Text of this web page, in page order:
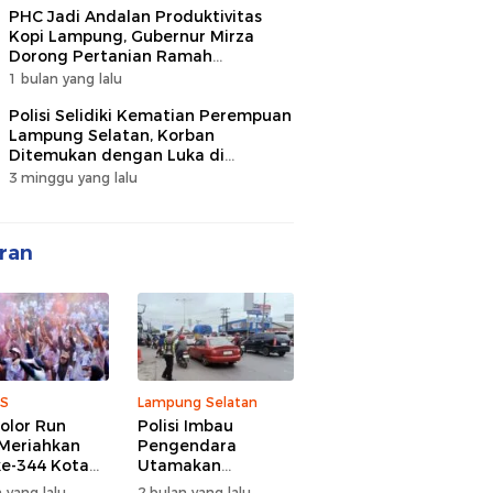
PHC Jadi Andalan Produktivitas
Kopi Lampung, Gubernur Mirza
Dorong Pertanian Ramah
Lingkungan
1 bulan yang lalu
Polisi Selidiki Kematian Perempuan
Lampung Selatan, Korban
Ditemukan dengan Luka di
Belakang Kepala
3 minggu yang lalu
Run
344 Kota
Lampung,
Lampung Selatan
Polisi Imbau
Pengendara
Utamakan
Keselamatan di